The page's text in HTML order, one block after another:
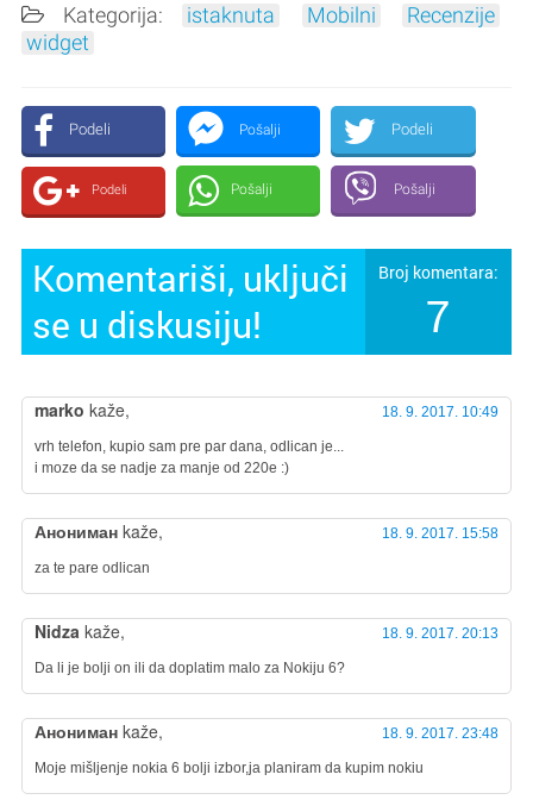
Kategorija: istaknuta Mobilni
Recenzije
widget
Podeli Pošalji Podeli
Podeli Pošalji Pošalji
Komentariši, uključi
se u diskusiju!
Broj komentara:
7
marko kaže, 18. 9. 2017. 10:49
vrh telefon, kupio sam pre par dana, odlican je...
i moze da se nadje za manje od 220e :)
Анониман kaže, 18. 9. 2017. 15:58
za te pare odlican
Nidza kaže, 18. 9. 2017. 20:13
Da li je bolji on ili da doplatim malo za Nokiju 6?
Анониман kaže, 18. 9. 2017. 23:48
Moje mišljenje nokia 6 bolji izbor,ja planiram da kupim nokiu